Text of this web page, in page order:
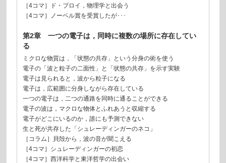
［4コマ］ド・ブロイ，物理学と出会う
［4コマ］ノーベル賞を受賞したが･･･
第2章 一つの電子は，同時に複数の場所に存在してい
る
ミクロな物質は，「状態の共存」という分身の術を使う
電子の「波と粒子の二面性」と「状態の共存」を示す実験
電子は見られると，波から粒子になる
電子は，広範囲に分身しながら存在している
一つの電子は，二つの通路を同時に通ることができる
電子の波は，マクロな物体とふれあうと収縮する
電子がどこにいるのか，誰にも予測できない
生と死が共存した「シュレーディンガーのネコ」
［コラム］貝殻から，波の音が聞こえる
［4コマ］シュレーディンガーの初恋
［4コマ］西洋科学と東洋哲学の出会い